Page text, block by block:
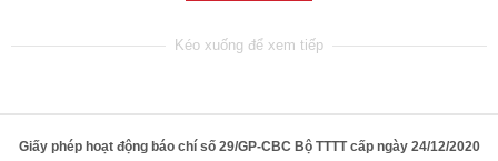
Giấy phép hoạt động báo chí số 29/GP-CBC Bộ TTTT cấp ngày 24/12/2020